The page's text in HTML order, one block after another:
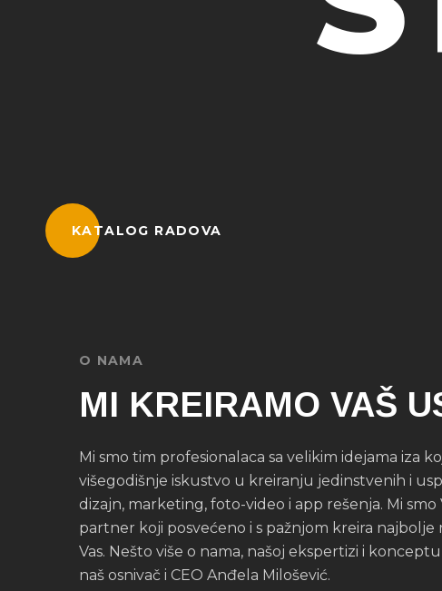
KATALOG RADOVA
O NAMA
MI KREIRAMO VAŠ
Mi smo tim profesionalaca sa velikim idejama iza
višegodišnje iskustvo u kreiranju jedinstvenih i
dizajn, marketing, foto-video i app rešenja. Mi smo
partner koji posvećeno i s pažnjom kreira
Vas. Nešto više o nama, našoj ekspertizi i
naš osnivač i CEO Anđela Milošević.